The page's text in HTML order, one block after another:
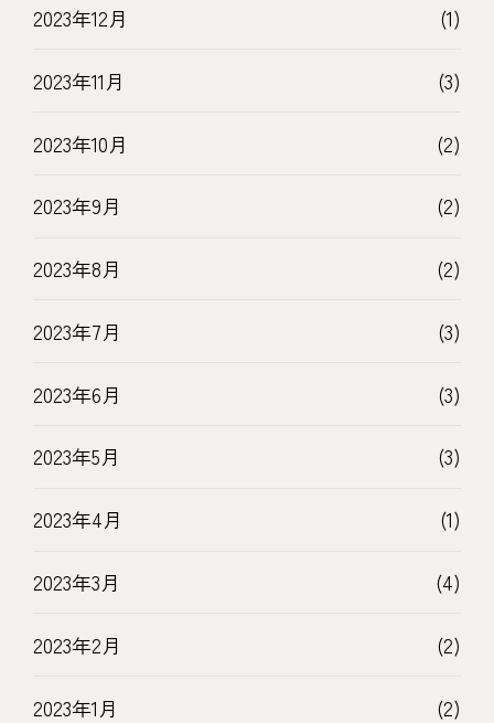
2023年12月 (1)
2023年11月 (3)
2023年10月 (2)
2023年9月 (2)
2023年8月 (2)
2023年7月 (3)
2023年6月 (3)
2023年5月 (3)
2023年4月 (1)
2023年3月 (4)
2023年2月 (2)
2023年1月 (2)